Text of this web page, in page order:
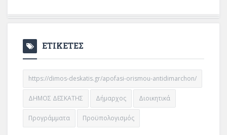
ΕΤΙΚΕΤΕΣ
https://dimos-deskatis.gr/apofasi-orismou-antidimarchon/
ΔΗΜΟΣ ΔΕΣΚΑΤΗΣ Δήμαρχος Διοικητικά
Προγράμματα Προϋπολογισμός